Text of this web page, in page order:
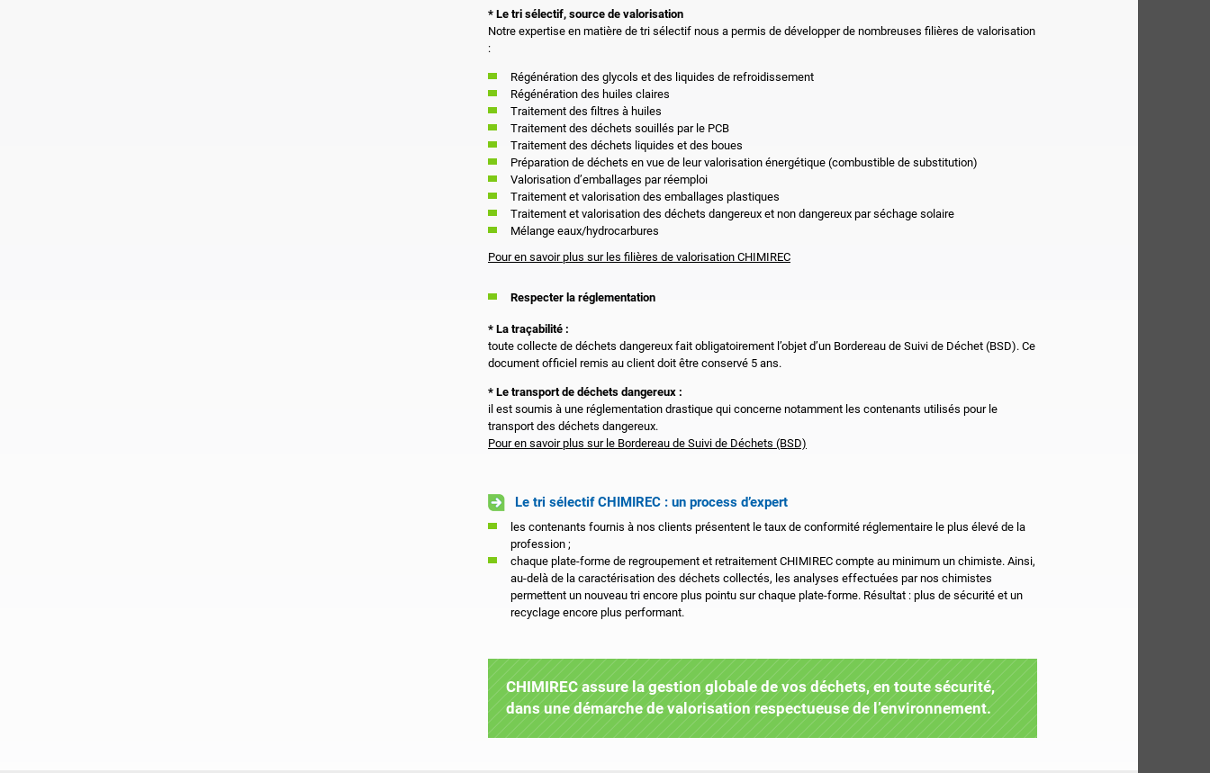
* Le tri sélectif, source de valorisation
Notre expertise en matière de tri sélectif nous a permis de développer de nombreuses filières de valorisation
:
Régénération des glycols et des liquides de refroidissement
Régénération des huiles claires
Traitement des filtres à huiles
Traitement des déchets souillés par le PCB
Traitement des déchets liquides et des boues
Préparation de déchets en vue de leur valorisation énergétique (combustible de substitution)
Valorisation d’emballages par réemploi
Traitement et valorisation des emballages plastiques
Traitement et valorisation des déchets dangereux et non dangereux par séchage solaire
Mélange eaux/hydrocarbures
Pour en savoir plus sur les filières de valorisation CHIMIREC
Respecter la réglementation
* La traçabilité :
toute collecte de déchets dangereux fait obligatoirement l’objet d’un Bordereau de Suivi de Déchet (BSD). Ce
document officiel remis au client doit être conservé 5 ans.
* Le transport de déchets dangereux :
il est soumis à une réglementation drastique qui concerne notamment les contenants utilisés pour le
transport des déchets dangereux.
Pour en savoir plus sur le Bordereau de Suivi de Déchets (BSD)
Le tri sélectif CHIMIREC : un process d’expert
les contenants fournis à nos clients présentent le taux de conformité réglementaire le plus élevé de la
profession ;
chaque plate-forme de regroupement et retraitement CHIMIREC compte au minimum un chimiste. Ainsi,
au-delà de la caractérisation des déchets collectés, les analyses effectuées par nos chimistes
permettent un nouveau tri encore plus pointu sur chaque plate-forme. Résultat : plus de sécurité et un
recyclage encore plus performant.
CHIMIREC assure la gestion globale de vos déchets, en toute sécurité,
dans une démarche de valorisation respectueuse de l’environnement.